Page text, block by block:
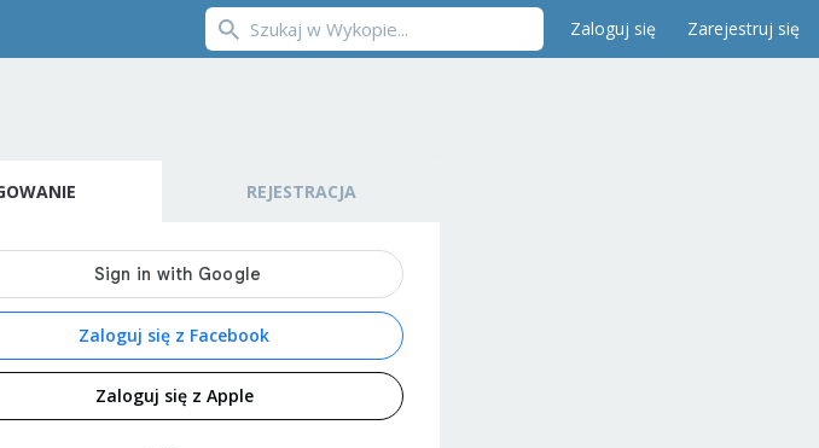
Zaloguj się Zarejestruj się
REJESTRACJA
Zaloguj się z Facebook
Zaloguj się z Apple